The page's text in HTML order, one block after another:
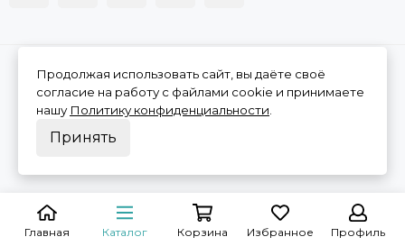
2026 © Ёлочки в Дом. Карта сайта
Главная Каталог Корзина Избранное Профиль
Продолжая использовать сайт, вы даёте своё
согласие на работу с файлами cookie и принимаете
нашу Политику конфиденциальности
Принять